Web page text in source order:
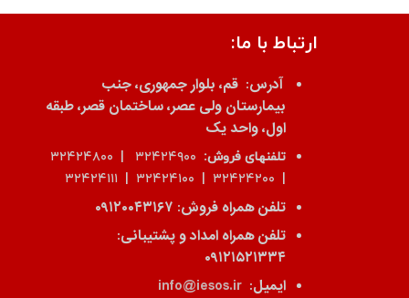
ارتباط با ما:
آدرس: قم، بلوار جمهوری، جنب
بیمارستان ولی عصر، ساختمان قصر، طبقه
اول، واحد یک
تلفنهای فروش:
تلفن همراه فروش:
تلفن همراه امداد و پشتیبانی:
۰۹۱۲۱۵۲۱۳۳۴
ایمیل: info@iesos.ir